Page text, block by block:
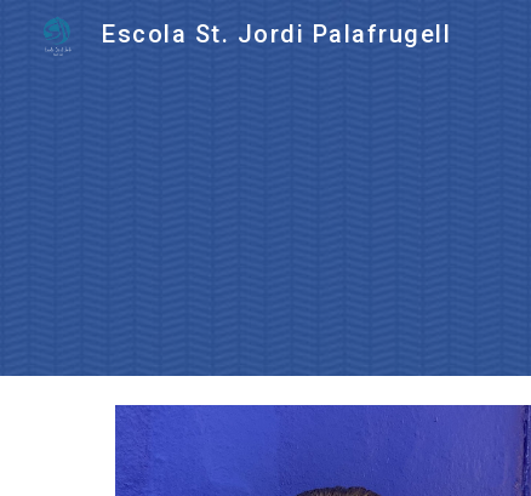
Escola St. Jordi Palafrugell